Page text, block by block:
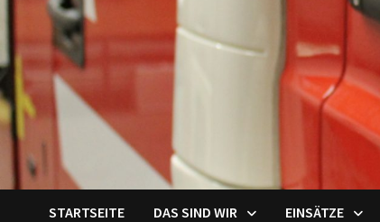
STARTSEITE DAS SIND WIR EINSÄTZE